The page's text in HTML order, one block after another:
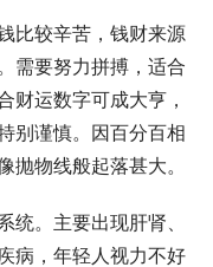
比较辛苦，钱财来源
需要努力拼搏，适合
财运数字可成大亨，
别谨慎。因百分百相
抛物线般起落甚大。
统。主要出现肝肾、
病，年轻人视力不好